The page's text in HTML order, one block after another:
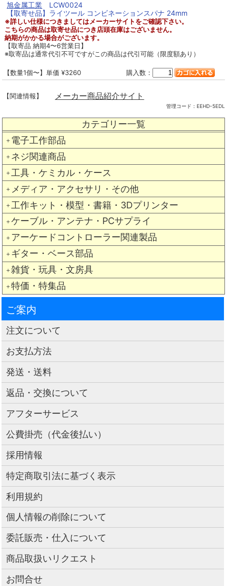
カテゴリー一覧
＋ 電子工作部品
＋ ネジ関連商品
＋ 工具・ケミカル・ケース
＋ メディア・アクセサリ・その他
＋ 工作キット・模型・書籍・3Dプリンター
＋ ケーブル・アンテナ・PCサプライ
＋ アーケードコントローラー関連製品
＋ ギター・ベース部品
＋ 雑貨・玩具・文房具
＋ 特価・特集品
旭金属工業 LCW0024
【取寄せ品】ライツール コンビネーションスパナ 24mm
※詳しい仕様につきましてはメーカーサイトをご確認下さい。
こちらの商品は取寄せ品につき店頭在庫はございません。
納期がかかる場合がございます。
【取寄品 納期4〜6営業日】
※取寄品は通常代引不可ですがこの商品は代引可能（限度額あり）
【数量1個〜】単価 ¥3260 購入数：
【関連情報】 メーカー商品紹介サイト
管理コード： EEHD-5EDL
ご案内
注文について
お支払方法
発送・送料
返品・交換について
アフターサービス
公費掛売（代金後払い）
採用情報
特定商取引法に基づく表示
利用規約
個人情報の削除について
委託販売・仕入について
商品取扱いリクエスト
お問合せ